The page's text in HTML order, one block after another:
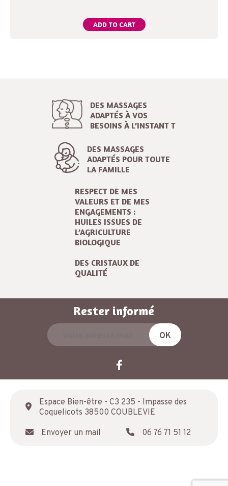
ADD TO CART
DES MASSAGES
ADAPTÉS À VOS
BESOINS À L’INSTANT T
DES MASSAGES
ADAPTÉS POUR TOUTE
LA FAMILLE
RESPECT DE MES
VALEURS ET DE MES
ENGAGEMENTS :
HUILES ISSUES DE
L’AGRICULTURE
BIOLOGIQUE
DES CRISTAUX DE
QUALITÉ
Rester informé
Espace Bien-être - C3 235 - Impasse des
Coquelicots 38500 COUBLEVIE
Envoyer un mail
06 76 71 51 12